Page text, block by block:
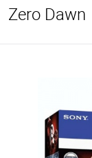
Zero Dawn